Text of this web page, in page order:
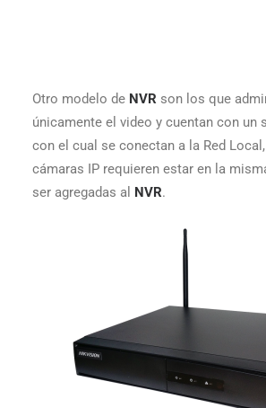
Otro modelo de NVR son los que
únicamente el video y cuentan con un
con el cual se conectan a la Red
cámaras IP requieren estar en la
ser agregadas al
NVR.